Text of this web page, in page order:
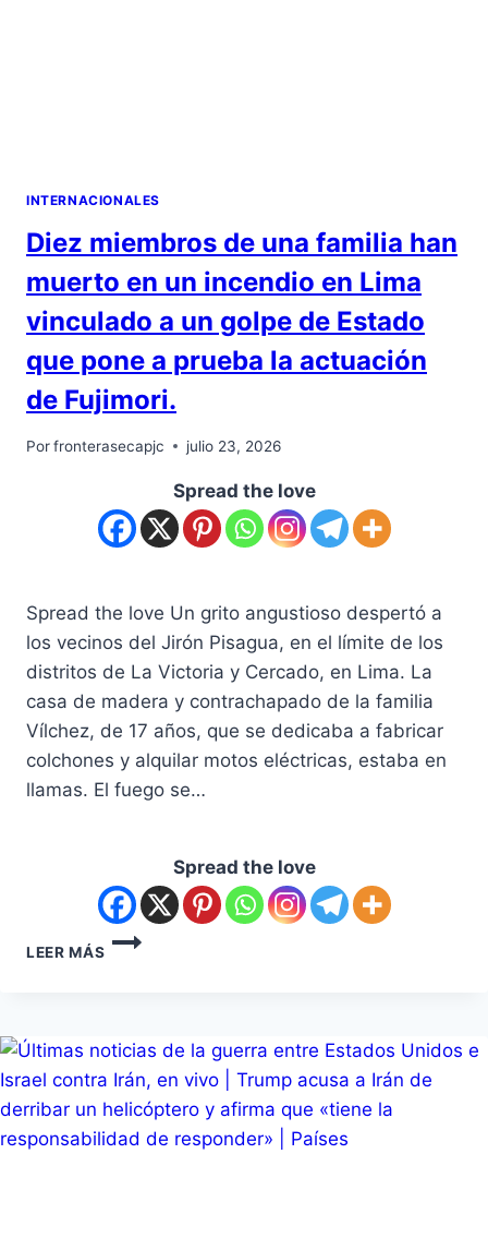
INTERNACIONALES
Diez miembros de una familia han
muerto en un incendio en Lima
vinculado a un golpe de Estado
que pone a prueba la actuación
de Fujimori.
Porfronterasecapjc julio 23, 2026
Spread the love
Spread the love Un grito angustioso despertó a
los vecinos del Jirón Pisagua, en el límite de los
distritos de La Victoria y Cercado, en Lima. La
casa de madera y contrachapado de la familia
Vílchez, de 17 años, que se dedicaba a fabricar
colchones y alquilar motos eléctricas, estaba en
llamas. El fuego se…
Spread the love
LEER MÁS